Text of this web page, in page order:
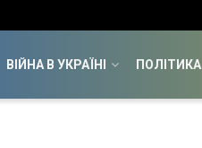
ВІЙНА В УКРАЇНІ ПОЛІТИКА